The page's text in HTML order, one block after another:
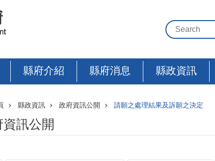
縣府介紹 縣府消息 縣政資訊
縣政資訊 政府資訊公開 請願之處理結果及訴願之決定
資訊公開